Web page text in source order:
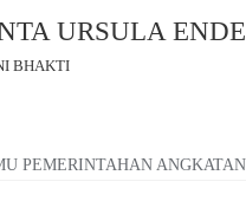
URSULA ENDE
BHAKTI